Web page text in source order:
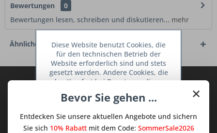
Bewertungen
0
Bewertungen lesen, schreiben und diskutieren... mehr
Ähnliche Artikel
Abonnieren Sie den kostenlosen Deine
TraumKüche Newsletter und verpassen
Sie keine Neuigkeit oder Aktion mehr aus
dem Traum Küchen - Shop.
×
Bevor Sie gehen ...
Entdecken Sie unsere aktuellen Angebote und sichern
Sie sich 10% Rabattmit dem Code: SommerSale2026
Diese Website benutzt Cookies, die
für den technischen Betrieb der
Website erforderlich sind und stets
gesetzt werden. Andere Cookies, die
den Komfort bei Benutzung dieser
dienen oder die Interaktion mit
Netzwerken vereinfachen sollen,
werden nur mit Ihrer Zustimmung